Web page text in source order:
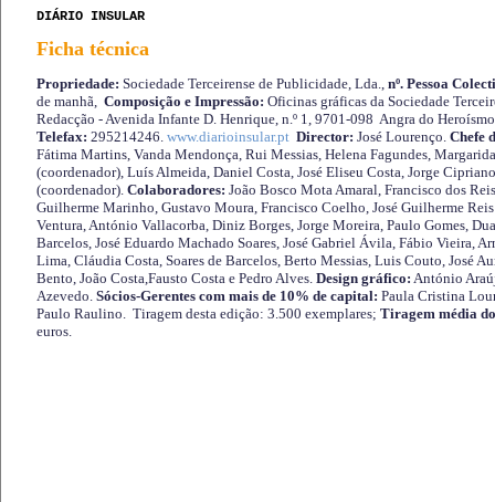
DIÁRIO INSULAR
Ficha técnica
Propriedade: Sociedade Terceirense de Publicidade, Lda., nº. Pessoa
de manhã, Composição e Impressão: Oficinas gráficas da Sociedade
Redacção - Avenida Infante D. Henrique, n.º 1, 9701-098 Angra do
Telefax: 295214246. www.diarioinsular.pt Director: José Lourenço. Chefe
Fátima Martins, Vanda Mendonça, Rui Messias, Helena Fagundes,
(coordenador), Luís Almeida, Daniel Costa, José Eliseu Costa, Jorge
(coordenador). Colaboradores: João Bosco Mota Amaral, Francisco dos
Guilherme Marinho, Gustavo Moura, Francisco Coelho, José Guilherme
Ventura, António Vallacorba, Diniz Borges, Jorge Moreira, Paulo Gomes,
Barcelos, José Eduardo Machado Soares, José Gabriel Ávila, Fábio Vieira,
Lima, Cláudia Costa, Soares de Barcelos, Berto Messias, Luis Couto, José
Bento, João Costa,Fausto Costa e Pedro Alves. Design gráfico: António
Azevedo. Sócios-Gerentes com mais de 10% de capital: Paula Cristina
Paulo Raulino. Tiragem desta edição: 3.500 exemplares; Tiragem média
euros.